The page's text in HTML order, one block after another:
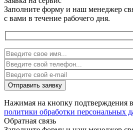
Заполните форму и наш менеджер
с вами в течение рабочего дня.
Нажимая на кнопку подтверждения
политики обработки персональных
Обратная связь